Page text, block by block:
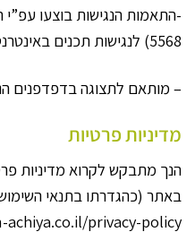
-התאמות הנגישות בוצעו
5568) לנגישות תכנים באינטרנט ומסמך WCAG2.0 הבינלאומי.
– מותאם לתצוגה בדפדפנים
מדיניות פרטיות
הנך מתבקש לקרוא מדיניות
באתר (כהגדרתו בתנאי